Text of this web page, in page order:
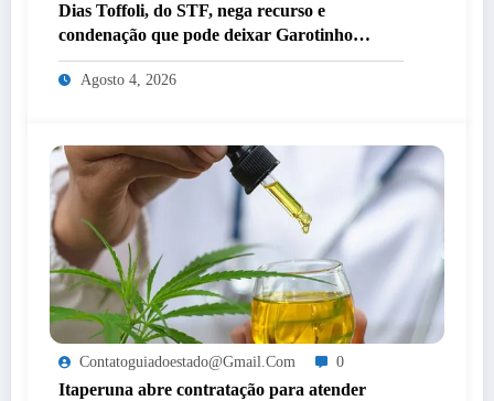
Dias Toffoli, do STF, nega recurso e
condenação que pode deixar Garotinho
inelegível agora é definitiva
Agosto 4, 2026
Contatoguiadoestado@gmail.com 0
Itaperuna abre contratação para atender